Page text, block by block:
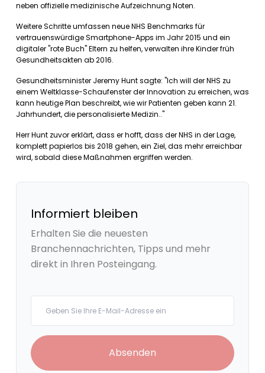
neben offizielle medizinische Aufzeichnung Noten.
Weitere Schritte umfassen neue NHS Benchmarks für
vertrauenswürdige Smartphone-Apps im Jahr 2015 und ein
digitaler "rote Buch" Eltern zu helfen, verwalten ihre Kinder früh
Gesundheitsakten ab 2016.
Gesundheitsminister Jeremy Hunt sagte: "Ich will der NHS zu
einem Weltklasse-Schaufenster der Innovation zu erreichen, was
kann heutige Plan beschreibt, wie wir Patienten geben kann 21.
Jahrhundert, die personalisierte Medizin.."
Herr Hunt zuvor erklärt, dass er hofft, dass der NHS in der Lage,
komplett papierlos bis 2018 gehen, ein Ziel, das mehr erreichbar
wird, sobald diese Maßnahmen ergriffen werden.
Informiert bleiben
Erhalten Sie die neuesten
Branchennachrichten, Tipps und mehr
direkt in Ihren Posteingang.
Absenden